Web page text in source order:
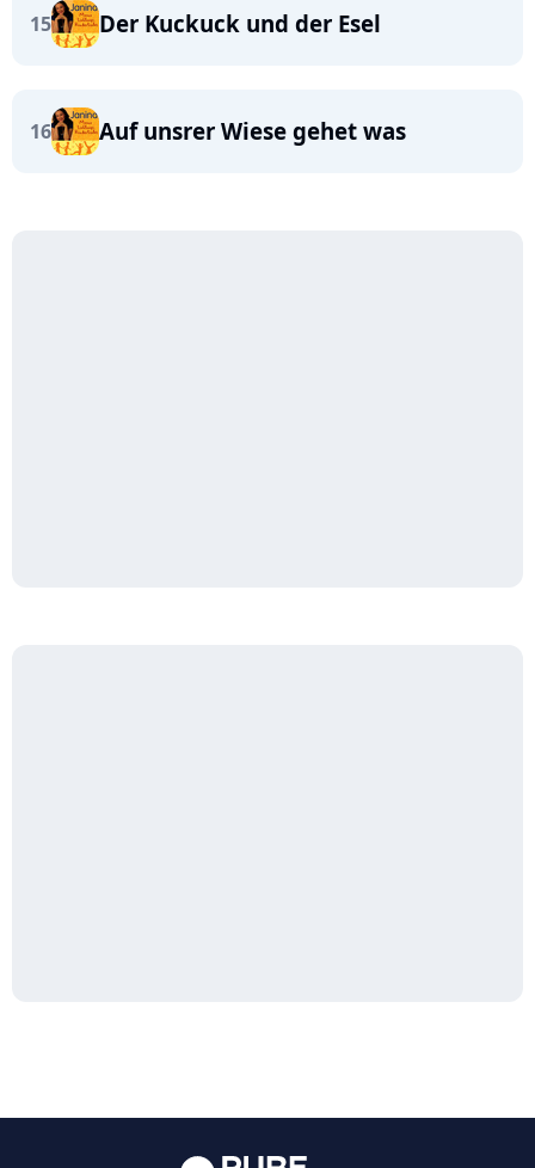
15 Der Kuckuck und der Esel
16 Auf unsrer Wiese gehet was